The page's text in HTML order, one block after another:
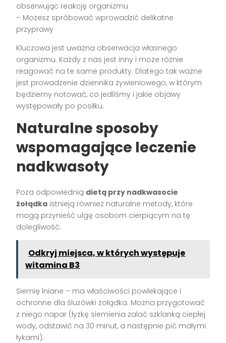
obserwując reakcję organizmu
– Możesz spróbować wprowadzić delikatne
przyprawy
Kluczowa jest uważna obserwacja własnego
organizmu. Każdy z nas jest inny i może różnie
reagować na te same produkty. Dlatego tak ważne
jest prowadzenie dziennika żywieniowego, w którym
będziemy notować, co jedliśmy i jakie objawy
występowały po posiłku.
Naturalne sposoby
wspomagające leczenie
nadkwasoty
Poza odpowiednią dietą przy nadkwasocie
żołądka istnieją również naturalne metody, które
mogą przynieść ulgę osobom cierpiącym na tę
dolegliwość.
Odkryj miejsca, w których występuje
witamina B3
Siemię lniane – ma właściwości powlekające i
ochronne dla śluzówki żołądka. Można przygotować
z niego napar (łyżkę siemienia zalać szklanką ciepłej
wody, odstawić na 30 minut, a następnie pić małymi
łykami).